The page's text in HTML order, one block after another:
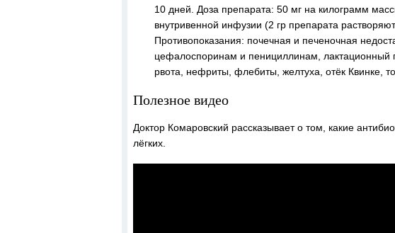
10 дней. Доза препарата: 50 мг на килограмм
внутривенной инфузии (2 гр препарата
Противопоказания: почечная и печеночная
цефалоспоринам и пенициллинам, лактационный
рвота, нефриты, флебиты, желтуха, отёк Квинке,
Полезное видео
Доктор Комаровский рассказывает о том, какие
лёгких.